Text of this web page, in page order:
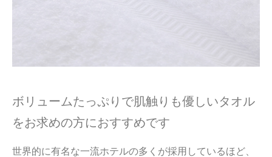
ボリュームたっぷりで肌触りも優しいタオル
をお求めの方におすすめです
世界的に有名な一流ホテルの多くが採用しているほど、